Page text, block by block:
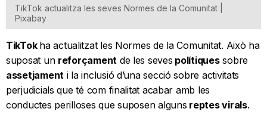
TikTok actualitza les seves Normes de la Comunitat |
Pixabay
TikTok ha actualitzat les Normes de la Comunitat. Això ha
suposat un reforçament de les seves polítiquessobre
assetjament i la inclusió d’una secció sobre activitats
perjudicials que té com finalitat acabar amb les
conductes perilloses que suposen alguns reptes virals.